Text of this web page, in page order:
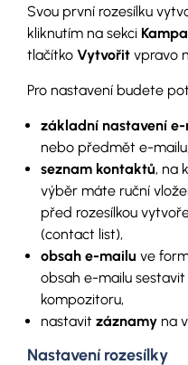
Svou první rozesílku
kliknutím na sekci
tlačítko Vytvořit vpravo
Pro nastavení budete
základní nastavení
nebo předmět e-
seznam kontaktů, na
výběr máte ruční
před rozesílkou
(contact list),
obsah e-mailu ve
obsah e-mailu
kompozitoru,
nastavit záznamy na
Nastavení rozesílky